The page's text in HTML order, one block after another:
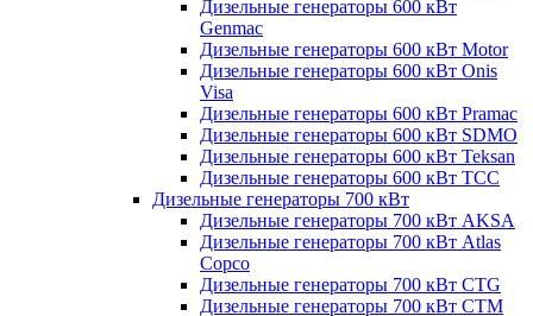
Дизельные генераторы 600 кВт
Genmac
Дизельные генераторы 600 кВт Motor
Дизельные генераторы 600 кВт Onis
Visa
Дизельные генераторы 600 кВт Pramac
Дизельные генераторы 600 кВт SDMO
Дизельные генераторы 600 кВт Teksan
Дизельные генераторы 600 кВт ТСС
Дизельные генераторы 700 кВт
Дизельные генераторы 700 кВт AKSA
Дизельные генераторы 700 кВт Atlas
Copco
Дизельные генераторы 700 кВт CTG
Дизельные генераторы 700 кВт CTM